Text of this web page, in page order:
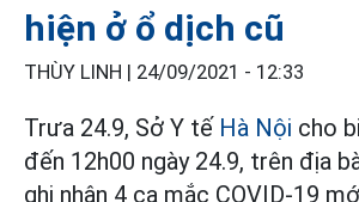
hiện ở ổ dịch cũ
THÙY LINH | 24/09/2021 - 12:33
Trưa 24.9, Sở Y tế Hà Nội cho
đến 12h00 ngày 24.9, trên địa
ghi nhận 4 ca mắc COVID-19